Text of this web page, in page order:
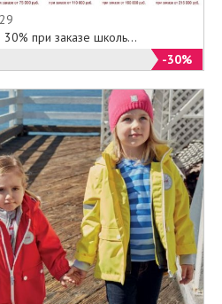
при заказе школь...
-30%